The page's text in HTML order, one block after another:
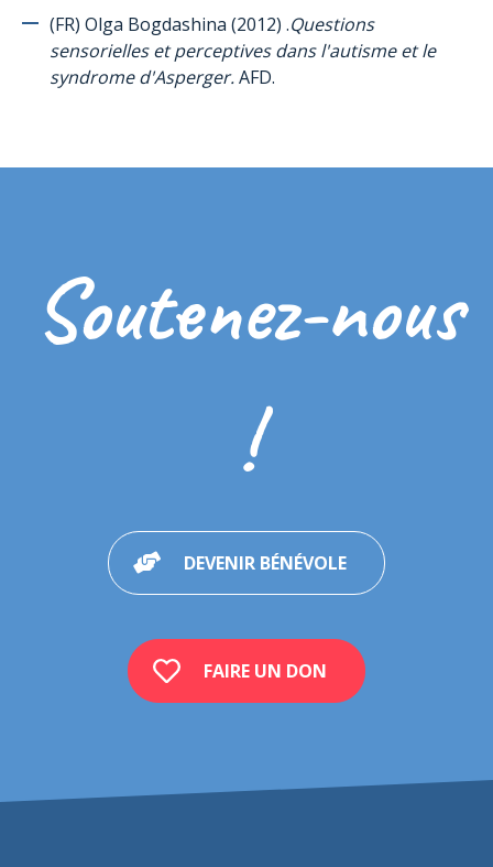
Autisme
Le syndrome d’Asperger (en général)
Le syndrome d’Asperger (chez les femmes et les filles)
ABA (Applied Behaviour Analysis) = Analyse appliquée du
Pragmatique du langage / Communication
Enseignement
Pour expliquer l’autisme à la personne présentant de l’autisme
Expériences et témoignages
Références multimédia
Autres ressources utiles
(FR) Olga Bogdashina (2012) .Questions
sensorielles et perceptives dans l'autisme et le
syndrome d'Asperger.AFD.
Soutenez-nous
!
DEVENIR BÉNÉVOLE
FAIRE UN DON